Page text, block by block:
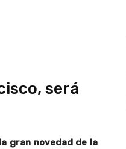
será
gran novedad de la